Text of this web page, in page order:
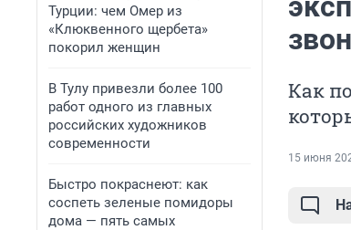
Турции: чем Омер из
«Клюквенного щербета»
покорил женщин
В Тулу привезли более 100
работ одного из главных
российских художников
современности
Быстро покраснеют: как
соспеть зеленые помидоры
дома — пять самых
Как
15 июня